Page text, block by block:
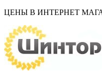
ЦЕНЫ В ИНТЕРНЕТ